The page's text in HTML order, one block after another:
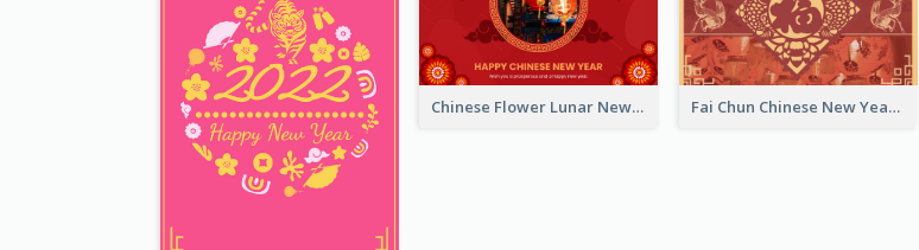
Chinese Flower Lunar New Year Greeting Card Fai Chun Chinese New Year Greeting Card